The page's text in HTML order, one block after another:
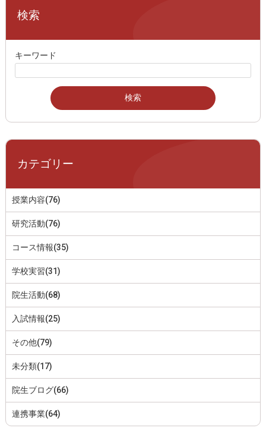
検索
キーワード
カテゴリー
授業内容(76)
研究活動(76)
コース情報(35)
学校実習(31)
院生活動(68)
入試情報(25)
その他(79)
未分類(17)
院生ブログ(66)
連携事業(64)